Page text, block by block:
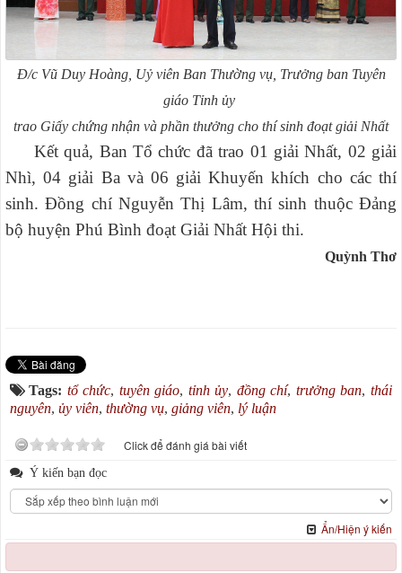
Đ/c Vũ Duy Hoàng, Uỷ viên Ban Thường vụ, Trưởng ban Tuyên
giáo Tỉnh ủy
trao Giấy chứng nhận và phần thưởng cho thí sinh đoạt giải Nhất
Kết quả, Ban Tổ chức đã trao 01 giải Nhất, 02 giải
Nhì, 04 giải Ba và 06 giải Khuyến khích cho các thí
sinh. Đồng chí Nguyễn Thị Lâm, thí sinh thuộc Đảng
bộ huyện Phú Bình đoạt Giải Nhất Hội thi.
Quỳnh Thơ
Tags: tổ chức, tuyên giáo, tỉnh ủy, đồng chí, trưởng ban,thái
nguyên, ủy viên, thường vụ, giảng viên, lý luận
Click để đánh giá bài viết
Ý kiến bạn đọc
Ẩn/Hiện ý kiến